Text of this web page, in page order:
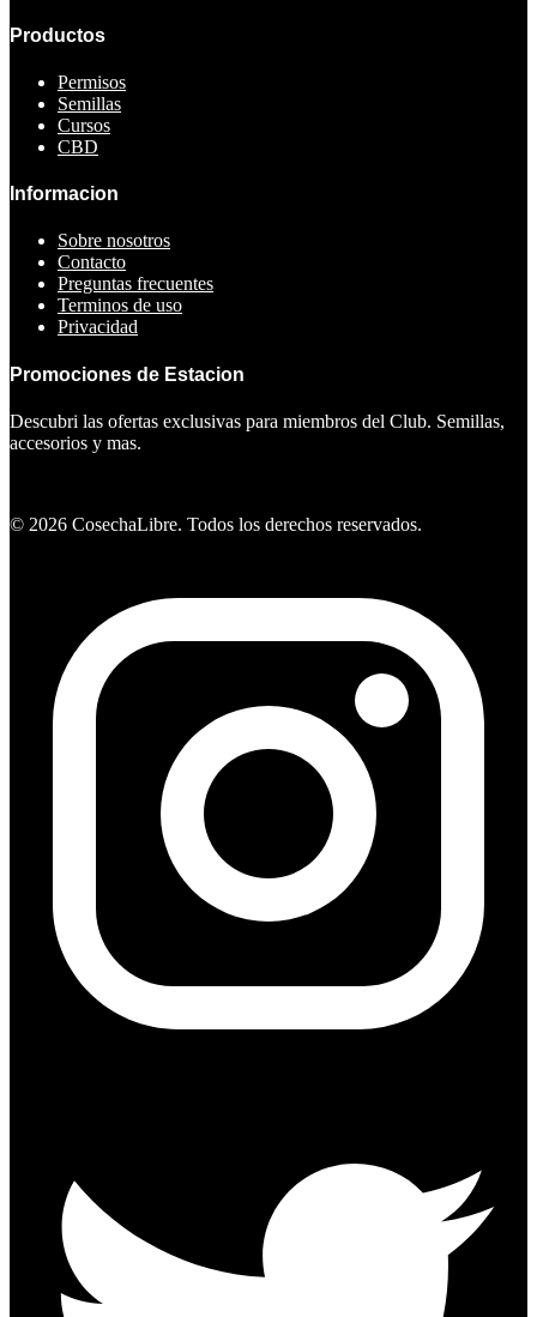
Productos
Permisos
Semillas
Cursos
CBD
Informacion
Sobre nosotros
Contacto
Preguntas frecuentes
Terminos de uso
Privacidad
Promociones de Estacion
Descubri las ofertas exclusivas para miembros del Club. Semillas,
accesorios y mas.
© 2026 CosechaLibre. Todos los derechos reservados.